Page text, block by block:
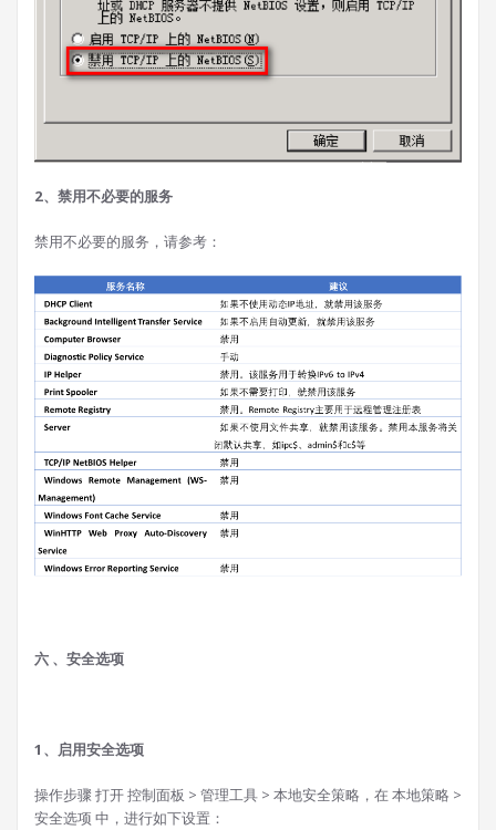
2、禁用不必要的服务
禁用不必要的服务，请参考：
六 、安全选项
1、启用安全选项
操作步骤 打开 控制面板 > 管理工具 > 本地安全策略，在 本地策略 >
安全选项 中，进行如下设置：